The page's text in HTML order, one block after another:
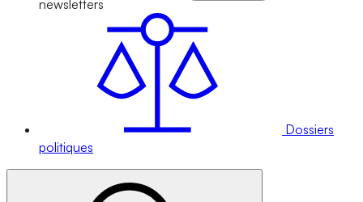
newsletters
Dossiers
politiques